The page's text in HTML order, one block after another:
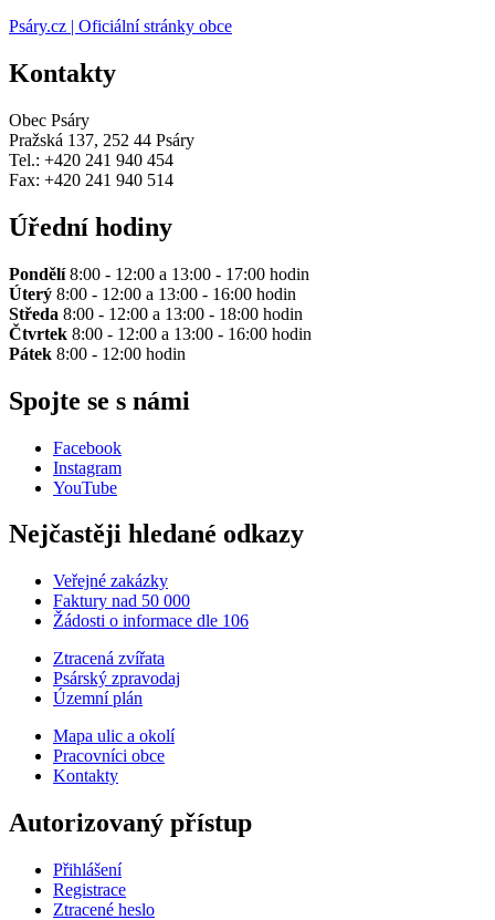
Psáry.cz | Oficiální stránky obce
Kontakty
Obec Psáry
Pražská 137, 252 44 Psáry
Tel.: +420 241 940 454
Fax: +420 241 940 514
Úřední hodiny
Pondělí8:00 - 12:00 a 13:00 - 17:00 hodin
Úterý 8:00 - 12:00 a 13:00 - 16:00 hodin
Středa 8:00 - 12:00 a 13:00 - 18:00 hodin
Čtvrtek 8:00 - 12:00 a 13:00 - 16:00 hodin
Pátek 8:00 - 12:00 hodin
Spojte se s námi
Facebook
Instagram
YouTube
Nejčastěji hledané odkazy
Veřejné zakázky
Faktury nad 50 000
Žádosti o informace dle 106
Ztracená zvířata
Psárský zpravodaj
Územní plán
Mapa ulic a okolí
Pracovníci obce
Kontakty
Autorizovaný přístup
Přihlášení
Registrace
Ztracené heslo